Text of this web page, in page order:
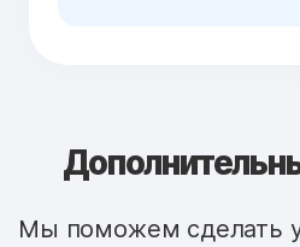
Мы поможем сделать